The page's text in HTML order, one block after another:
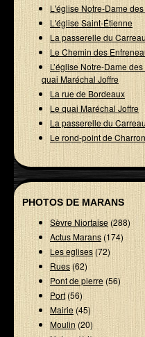
L'église Notre-Dame
L'église Saint-Étienne
La passerelle du
Le Chemin des
L’église Notre-Dame
quai Maréchal Joffre
La rue de Bordeaux
Le quai Maréchal Joffre
La passerelle du
Le rond-point de Charron
PHOTOS DE MARANS
Sèvre Niortaise(288)
Actus Marans (174)
Les eglises(72)
Rues(62)
Pont de pierre(56)
Port(56)
Mairie(45)
Moulin(20)